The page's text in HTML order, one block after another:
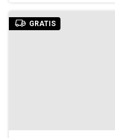
GRATIS